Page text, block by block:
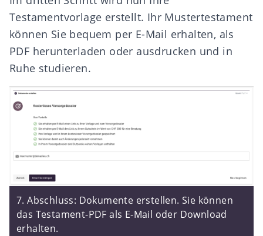
Testamentvorlage erstellt. Ihr Mustertestament
können Sie bequem per E-Mail erhalten, als
PDF herunterladen oder ausdrucken und in
Ruhe studieren.
7. Abschluss: Dokumente erstellen. Sie können
das Testament-PDF als E-Mail oder Download
erhalten.